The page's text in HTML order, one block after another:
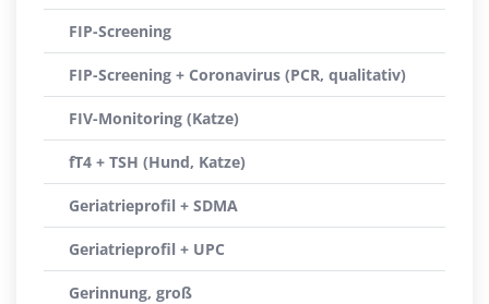
FIP-Screening
FIP-Screening + Coronavirus (PCR, qualitativ)
FIV-Monitoring (Katze)
fT4 + TSH (Hund, Katze)
Geriatrieprofil + SDMA
Geriatrieprofil + UPC
Gerinnung, groß